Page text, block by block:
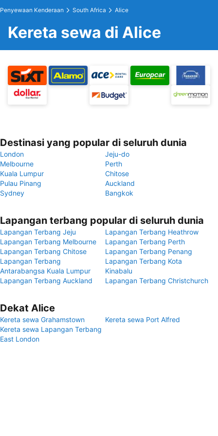
Penyewaan Kenderaan South Africa Alice
Kereta sewa di Alice
Destinasi yang popular di seluruh dunia
London
Jeju-do
Melbourne
Perth
Kuala Lumpur
Chitose
Pulau Pinang
Auckland
Sydney
Bangkok
Lapangan terbang popular di seluruh dunia
Lapangan Terbang Jeju
Lapangan Terbang Heathrow
Lapangan Terbang Melbourne
Lapangan Terbang Perth
Lapangan Terbang Chitose
Lapangan Terbang Penang
Lapangan Terbang
Antarabangsa Kuala Lumpur
Lapangan Terbang Kota
Kinabalu
Lapangan Terbang Auckland
Lapangan Terbang Christchurch
Dekat Alice
Kereta sewa Grahamstown
Kereta sewa Port Alfred
Kereta sewa Lapangan Terbang
East London